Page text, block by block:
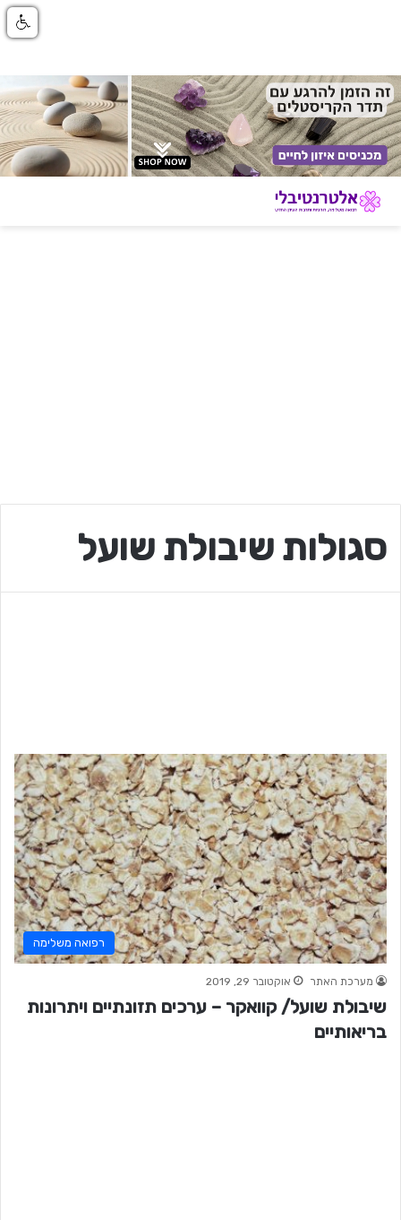
סגולות שיבולת שועל
רפואה משלימה
מערכת האתר אוקטובר 29, 2019
שיבולת שועל/ קוואקר – ערכים תזונתיים ויתרונות
בריאותיים